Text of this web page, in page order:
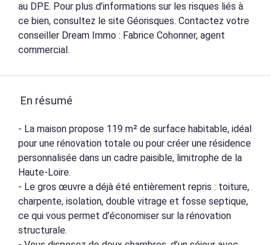
au DPE. Pour plus d’informations sur les risques liés à
ce bien, consultez le site Géorisques. Contactez votre
conseiller Dream Immo : Fabrice Cohonner, agent
commercial.
En résumé
- La maison propose 119 m² de surface habitable, idéal
pour une rénovation totale ou pour créer une résidence
personnalisée dans un cadre paisible, limitrophe de la
Haute-Loire.
- Le gros œuvre a déjà été entièrement repris : toiture,
charpente, isolation, double vitrage et fosse septique,
ce qui vous permet d’économiser sur la rénovation
structurale.